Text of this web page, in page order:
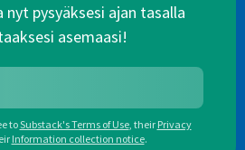
nyt pysyäksesi ajan tasalla
asemaasi!
toSubstack's Terms of Use, their Privacy
Information collection notice.